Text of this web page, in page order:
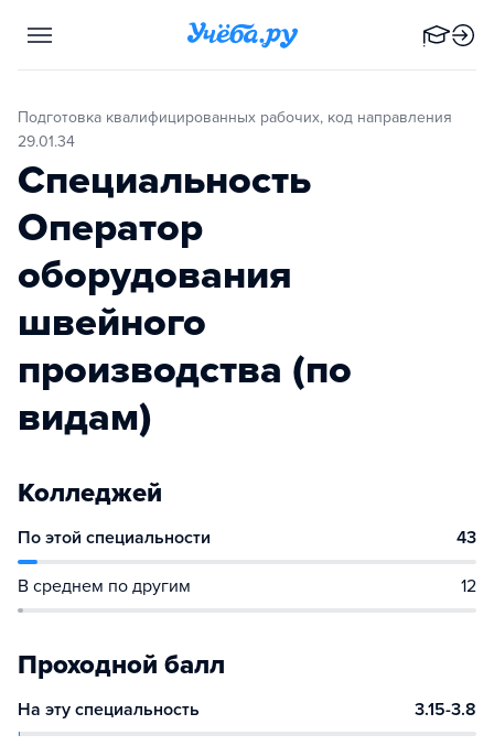
Подготовка квалифицированных рабочих, код направления
29.01.34
Специальность
Оператор
оборудования
швейного
производства (по
видам)
Колледжей
По этой специальности 43
В среднем по другим 12
Проходной балл
На эту специальность 3.15-3.8